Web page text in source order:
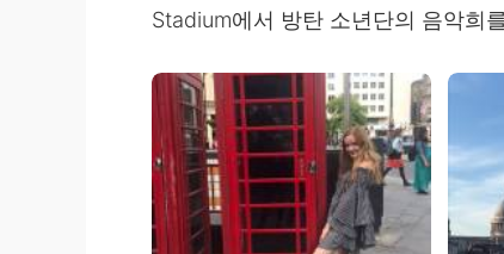
Stadium에서 방탄 소년단의 음악희